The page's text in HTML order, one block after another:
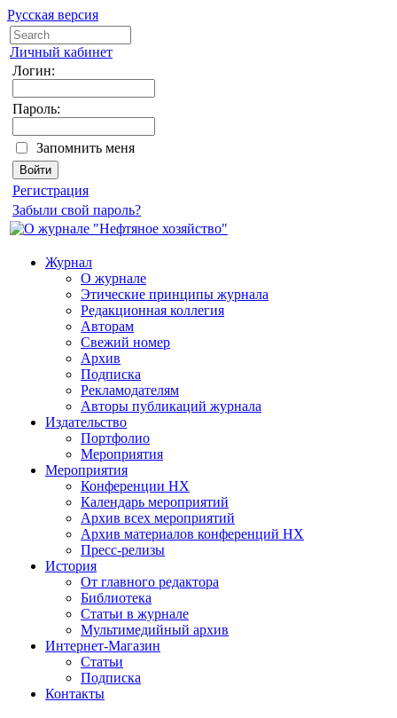
Русская версия
Личный кабинет
Логин:
Пароль:
Запомнить меня
Регистрация
Забыли свой пароль?
Журнал
О журнале
Этические принципы журнала
Редакционная коллегия
Авторам
Свежий номер
Архив
Подписка
Рекламодателям
Авторы публикаций журнала
Издательство
Портфолио
Мероприятия
Мероприятия
Конференции НХ
Календарь мероприятий
Архив всех мероприятий
Архив материалов конференций НХ
Пресс-релизы
История
От главного редактора
Библиотека
Статьи в журнале
Мультимедийный архив
Интернет-Магазин
Статьи
Подписка
Контакты